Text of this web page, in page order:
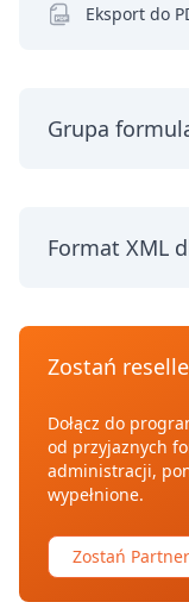
Eksport do
Grupa
Format XML
Zostań
Dołącz do
od przyjaznych
administracji,
wypełnione.
Zostań